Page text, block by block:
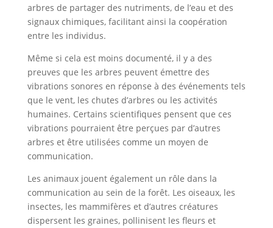
arbres de partager des nutriments, de l’eau et des
signaux chimiques, facilitant ainsi la coopération
entre les individus.
Même si cela est moins documenté, il y a des
preuves que les arbres peuvent émettre des
vibrations sonores en réponse à des événements tels
que le vent, les chutes d’arbres ou les activités
humaines. Certains scientifiques pensent que ces
vibrations pourraient être perçues par d’autres
arbres et être utilisées comme un moyen de
communication.
Les animaux jouent également un rôle dans la
communication au sein de la forêt. Les oiseaux, les
insectes, les mammifères et d’autres créatures
dispersent les graines, pollinisent les fleurs et